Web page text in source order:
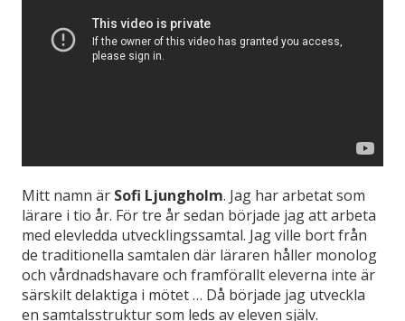
Mitt namn är Sofi Ljungholm. Jag har arbetat som
lärare i tio år. För tre år sedan började jag att arbeta
med elevledda utvecklingssamtal. Jag ville bort från
de traditionella samtalen där läraren håller monolog
och vårdnadshavare och framförallt eleverna inte är
särskilt delaktiga i mötet … Då började jag utveckla
en samtalsstruktur som leds av eleven själv.